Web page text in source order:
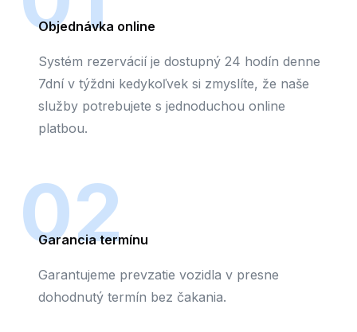
Objednávka online
Systém rezervácií je dostupný 24 hodín denne
7dní v týždni kedykoľvek si zmyslíte, že naše
služby potrebujete s jednoduchou online
platbou.
02
Garancia termínu
Garantujeme prevzatie vozidla v presne
dohodnutý termín bez čakania.